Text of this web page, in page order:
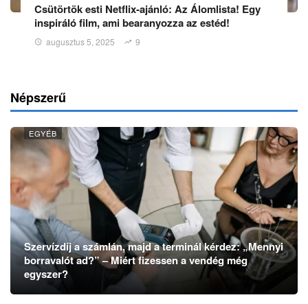
Csütörtök esti Netflix‑ajánló: Az Álomlista! Egy
inspiráló film, ami bearanyozza az estéd!
augusztus 5, 2025 9
Népszerű
EGYÉB
Szervízdíj a számlán, majd a terminál kérdez: „Mennyi
borravalót ad?” – Miért fizessen a vendég még
egyszer?